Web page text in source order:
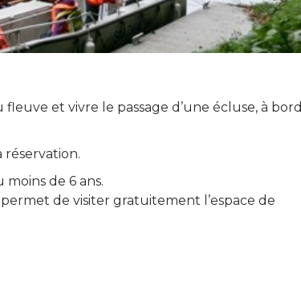
et vivre le passage d’une écluse, à bord
de 6 ans.
de visiter gratuitement l’espace de